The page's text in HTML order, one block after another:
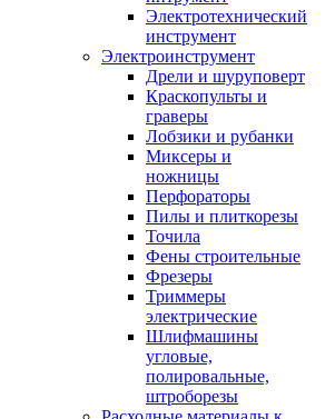
Электротехнический
инструмент
Электроинструмент
Дрели и шуруповерт
Краскопульты и
граверы
Лобзики и рубанки
Миксеры и
ножницы
Перфораторы
Пилы и плиткорезы
Точила
Фены строительные
Фрезеры
Триммеры
электрические
Шлифмашины
угловые,
полировальные,
штроборезы